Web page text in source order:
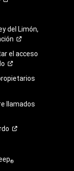
del Limón,
el acceso
llamados
®